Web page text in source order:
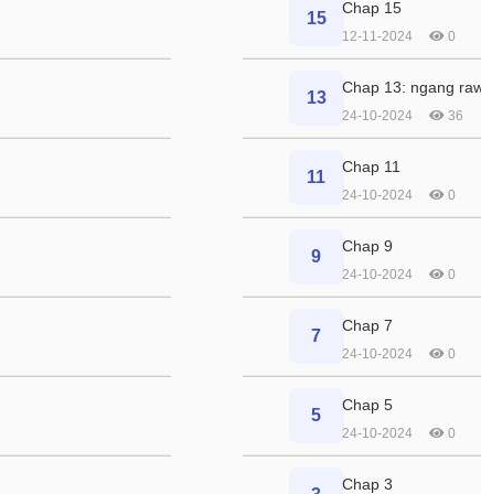
15
Chap 15
12-11-2024 0
13
Chap 13: ngang
24-10-2024 36
11
Chap 11
24-10-2024 0
9
Chap 9
24-10-2024 0
7
Chap 7
24-10-2024 0
5
Chap 5
24-10-2024 0
Chap 3